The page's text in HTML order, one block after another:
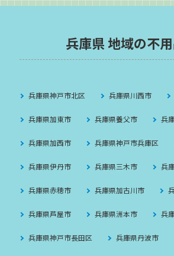
兵庫県 地域の不
兵庫県神戸市北区 兵庫県川西市
兵庫県加東市 兵庫県養父市 兵
兵庫県加西市 兵庫県神戸市兵庫区
兵庫県伊丹市 兵庫県三木市 兵
兵庫県赤穂市 兵庫県加古川市
兵庫県芦屋市 兵庫県洲本市 兵
兵庫県神戸市長田区 兵庫県丹波市